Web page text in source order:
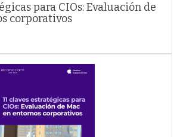
para CIOs: Evaluación de
corporativos